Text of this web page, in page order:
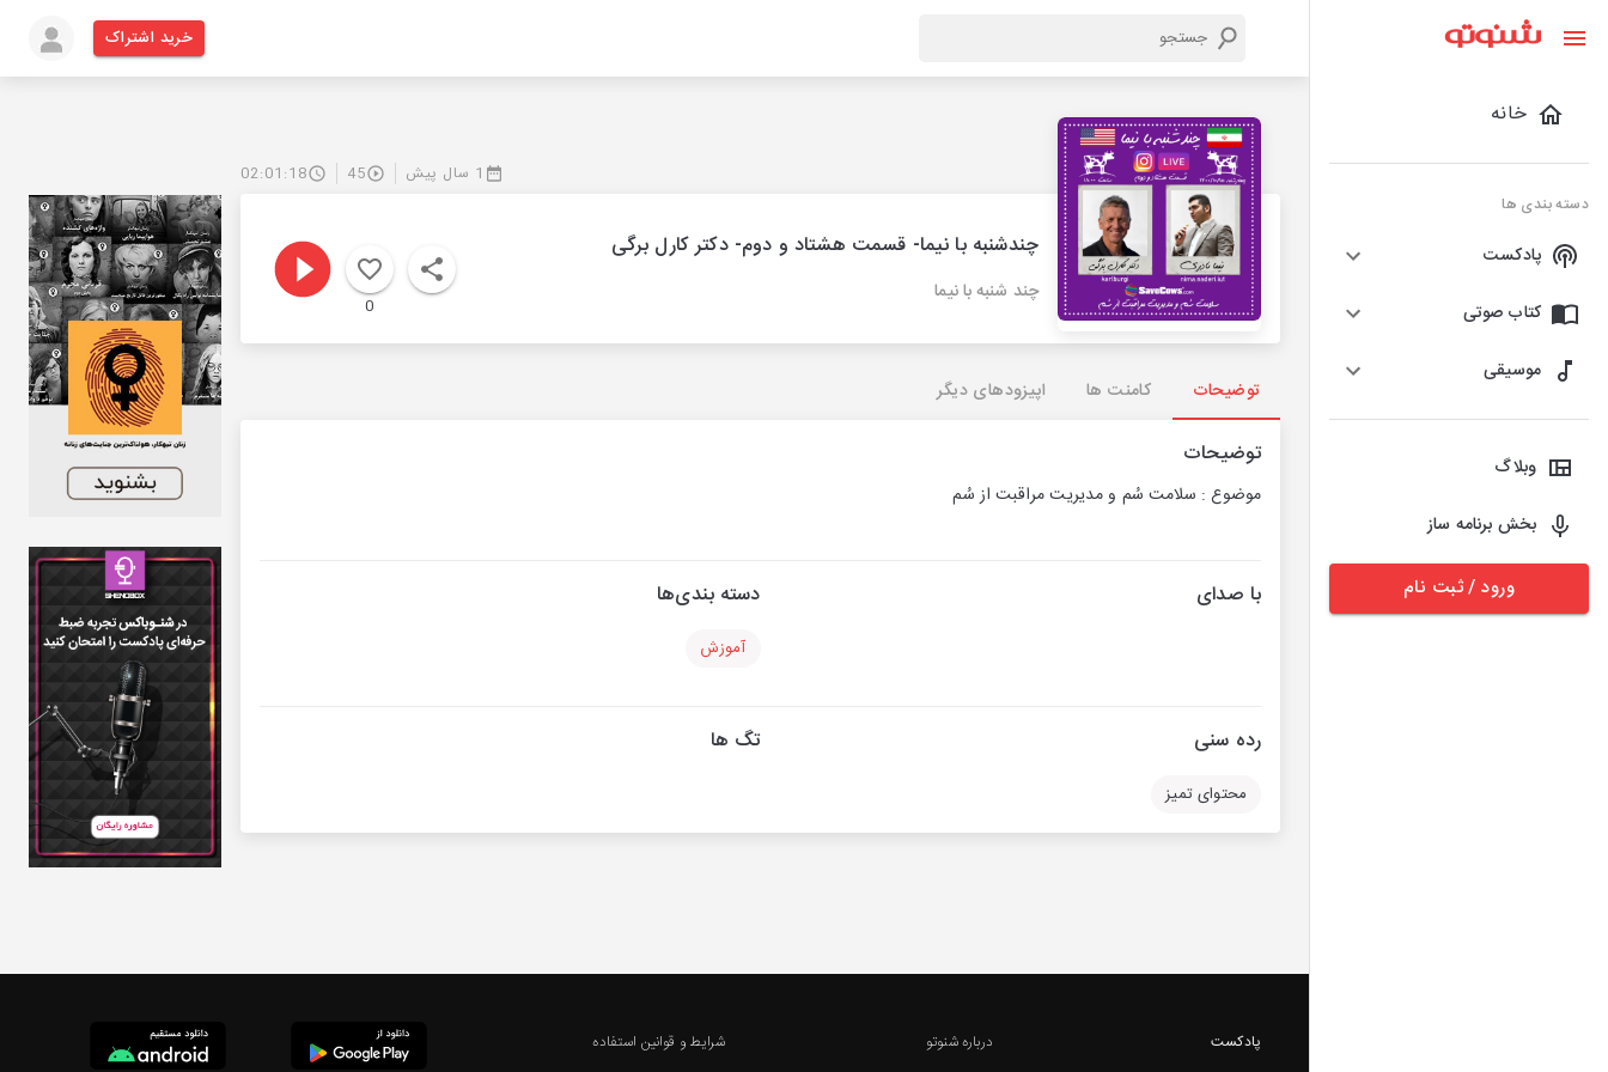
خانه
دسته بندی ها
پادکست
کتاب صوتی
موسیقی
وبلاگ
بخش برنامه ساز
ورود / ثبت نام
خرید اشتراک
1 سال پیش 45
02:01:18
چندشنبه با نیما- قسمت هشتاد و دوم- دکتر کارل برگی
چند شنبه با نیما
0
توضیحات کامنت ها اپیزودهای دیگر
توضیحات
موضوع : سلامت سُم و مدیریت مراقبت از سُم
با صدای دسته بندی‌ها
آموزش
رده سنی
محتوای تمیز
تگ ها
پادکست
درباره شنوتو
شرایط و قوانین استفاده